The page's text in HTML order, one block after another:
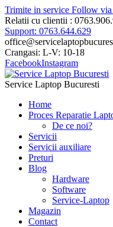
Trimite in service Follow via
Relatii cu clientii :
Support: 0763.644.629
Crangasi: L-V: 10-18
FacebookInstagram
Service Laptop Bucuresti
Home
Proces Reparatie
De ce noi?
Servicii
Servicii auxiliare
Preturi
Blog
Hardware
Software
Service-Laptop
Magazin
Contact